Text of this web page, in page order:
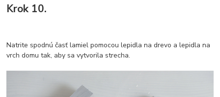
Krok 10.
Natrite spodnú časť lamiel pomocou lepidla na drevo a lepidla na
vrch domu tak, aby sa vytvorila strecha.